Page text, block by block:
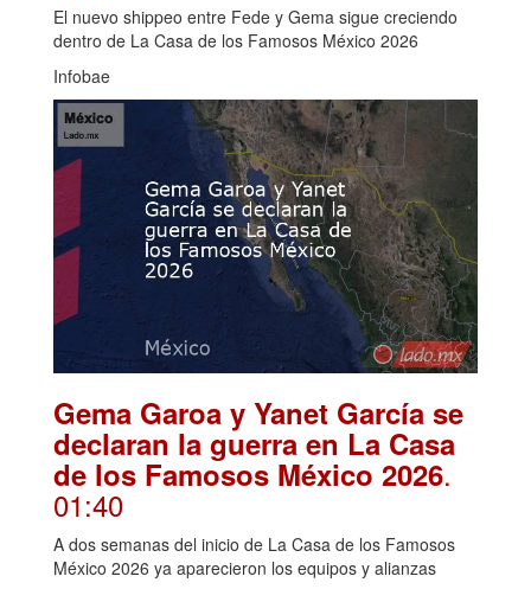
El nuevo shippeo entre Fede y Gema sigue creciendo
dentro de La Casa de los Famosos México 2026
Infobae
Gema Garoa y Yanet García se
declaran la guerra en La Casa
de los Famosos México 2026.
01:40
A dos semanas del inicio de La Casa de los Famosos
México 2026 ya aparecieron los equipos y alianzas